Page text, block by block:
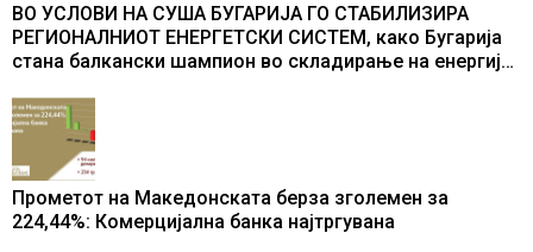
ВО УСЛОВИ НА СУША БУГАРИЈА ГО СТАБИЛИЗИРА
РЕГИОНАЛНИОТ ЕНЕРГЕТСКИ СИСТЕМ, како Бугарија
стана балкански шампион во складирање на енергија
Прометот на Македонската берза зголемен за
224,44%: Комерцијална банка најтргувана